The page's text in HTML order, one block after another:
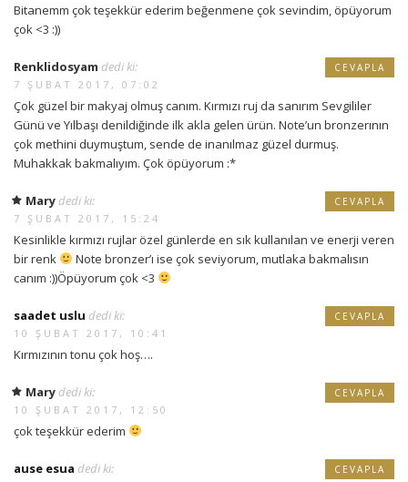
Bitanemm çok teşekkür ederim beğenmene çok sevindim, öpüyorum
çok <3 :))
Renklidosyam dedi ki:
7 ŞUBAT 2017, 07:02
Çok güzel bir makyaj olmuş canım. Kırmızı ruj da sanırım Sevgililer
Günü ve Yılbaşı denildiğinde ilk akla gelen ürün. Note’un bronzerının
çok methini duymuştum, sende de inanılmaz güzel durmuş.
Muhakkak bakmalıyım. Çok öpüyorum :*
CEVAPLA
Mary dedi ki:
7 ŞUBAT 2017, 15:24
Kesinlikle kırmızı rujlar özel günlerde en sık kullanılan ve enerji veren
bir renk
Note bronzer’ı ise çok seviyorum, mutlaka bakmalısın
canım :))Öpüyorum çok <3
CEVAPLA
saadet uslu dedi ki:
10 ŞUBAT 2017, 10:41
Kırmızının tonu çok hoş….
CEVAPLA
Mary dedi ki:
10 ŞUBAT 2017, 12:50
çok teşekkür ederim
CEVAPLA
ause esua dedi ki: CEVAPLA